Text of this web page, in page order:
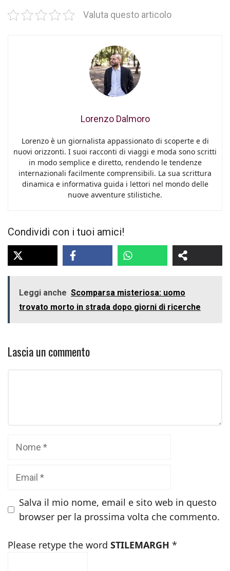
Valuta questo articolo
Lorenzo Dalmoro
Lorenzo è un giornalista appassionato di scoperte e di
nuovi orizzonti. I suoi racconti di viaggi e moda sono scritti
in modo semplice e diretto, rendendo le tendenze
internazionali facilmente comprensibili. La sua scrittura
dinamica e informativa guida i lettori nel mondo delle
nuove avventure stilistiche.
Condividi con i tuoi amici!
Leggi anche Scomparsa misteriosa: uomo
trovato morto in strada dopo giorni di ricerche
Lascia un commento
Salva il mio nome, email e sito web in questo
browser per la prossima volta che commento.
Please retype the word STILEMARGH *